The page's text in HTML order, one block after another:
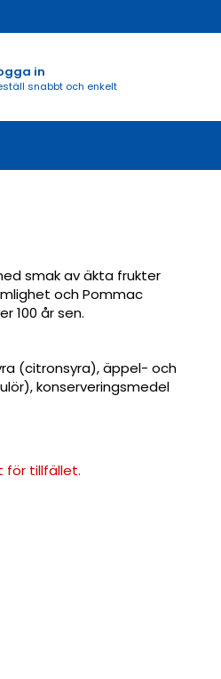
in
snabbt och enkelt
smak av äkta frukter
och Pommac
100 år sen.
(citronsyra), äppel- och
konserveringsmedel
för tillfället.